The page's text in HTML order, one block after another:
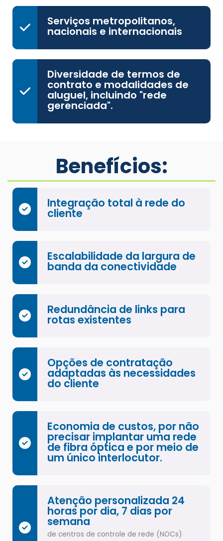
Serviços metropolitanos,
nacionais e internacionais
Diversidade de termos de
contrato e modalidades de
aluguel, incluindo "rede
gerenciada".
Benefícios:
Integração total à rede do
cliente
Escalabilidade da largura de
banda da conectividade
Redundância de links para
rotas existentes
Opções de contratação
adaptadas às necessidades
do cliente
Economia de custos, por não
precisar implantar uma rede
de fibra óptica e por meio de
um único interlocutor.
Atenção personalizada 24
horas por dia, 7 dias por
semana
de centros de controle de rede (NOCs)